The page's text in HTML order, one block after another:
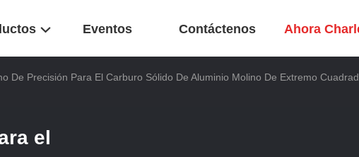
Eventos Contáctenos Ahora
De Precisión Para El Carburo Sólido De Aluminio Molino De Extremo
el